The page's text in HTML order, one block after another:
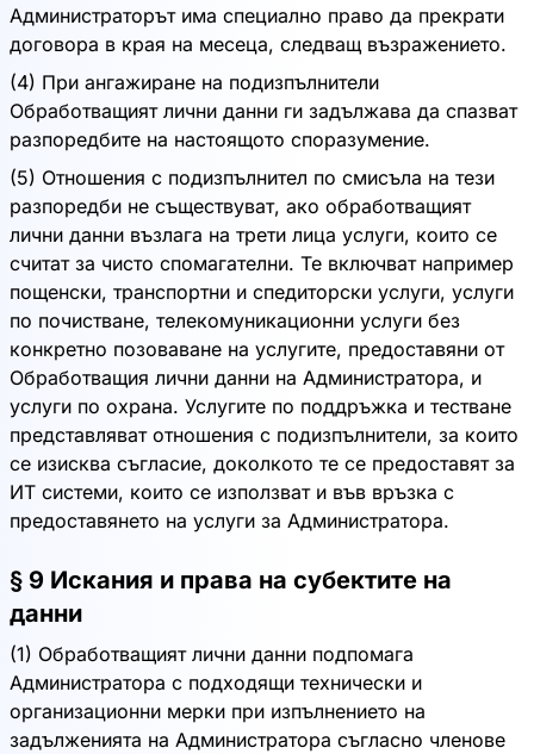
Администраторът има специално право да прекрати
договора в края на месеца, следващ възражението.
(4) При ангажиране на подизпълнители
Обработващият лични данни ги задължава да спазват
разпоредбите на настоящото споразумение.
(5) Отношения с подизпълнител по смисъла на тези
разпоредби не съществуват, ако обработващият
лични данни възлага на трети лица услуги, които се
считат за чисто спомагателни. Те включват например
пощенски, транспортни и спедиторски услуги, услуги
по почистване, телекомуникационни услуги без
конкретно позоваване на услугите, предоставяни от
Обработващия лични данни на Администратора, и
услуги по охрана. Услугите по поддръжка и тестване
представляват отношения с подизпълнители, за които
се изисква съгласие, доколкото те се предоставят за
ИТ системи, които се използват и във връзка с
предоставянето на услуги за Администратора.
§ 9 Искания и права на субектите на
данни
(1) Обработващият лични данни подпомага
Администратора с подходящи технически и
организационни мерки при изпълнението на
задълженията на Администратора съгласно членове